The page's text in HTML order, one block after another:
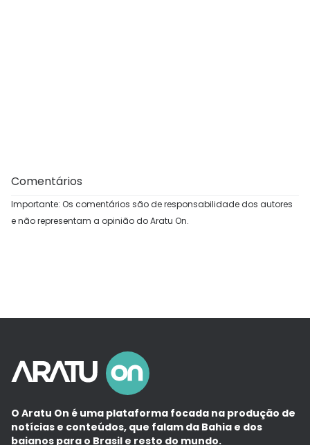
Comentários
Importante: Os comentários são de responsabilidade dos autores
e não representam a opinião do Aratu On.
O Aratu On é uma plataforma focada na produção de
notícias e conteúdos, que falam da Bahia e dos
baianos para o Brasil e resto do mundo.